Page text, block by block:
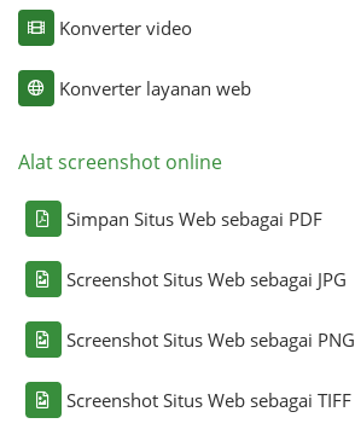
Konverter video
Konverter layanan web
Alat screenshot online
Simpan Situs Web sebagai PDF
Screenshot Situs Web sebagai JPG
Screenshot Situs Web sebagai PNG
Screenshot Situs Web sebagai TIFF